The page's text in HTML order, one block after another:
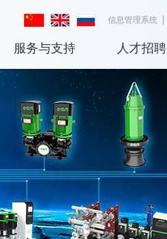
信息管理系统
服务与支持 人才招聘